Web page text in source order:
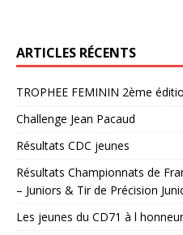
ARTICLES RÉCENTS
TROPHEE FEMININ 2ème
Challenge Jean Pacaud
Résultats CDC jeunes
Résultats Championnats de
– Juniors & Tir de Précision
Les jeunes du CD71 à l honneur